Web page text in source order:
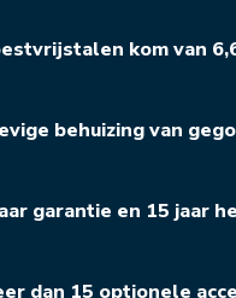
kom van
behuizing van
garantie en 15 jaar
dan 15 optionele